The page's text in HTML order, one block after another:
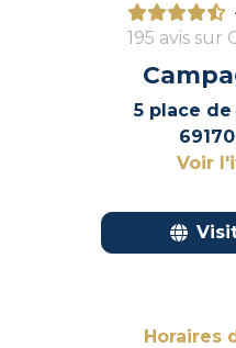
195 avis sur
5 place
Voir
Horaires